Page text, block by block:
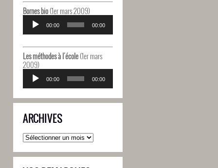
Bornes bio(1er mars 2009)
Lecteur
audio
00:00 00:00
Les méthodes à l'école(1er mars
2009)
Lecteur
audio
00:00 00:00
ARCHIVES
Archives